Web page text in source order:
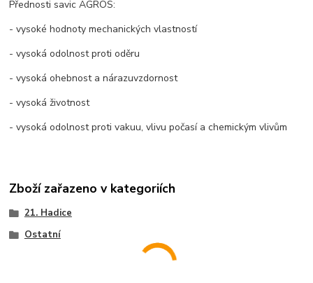
Přednosti savic AGROS:
- vysoké hodnoty mechanických vlastností
- vysoká odolnost proti oděru
- vysoká ohebnost a nárazuvzdornost
- vysoká životnost
- vysoká odolnost proti vakuu, vlivu počasí a chemickým vlivům
Zboží zařazeno v kategoriích
21. Hadice
Ostatní